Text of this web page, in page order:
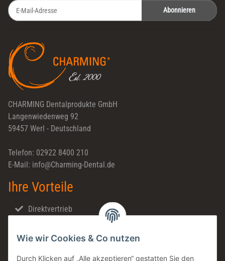
Wie wir Cookies & Co nutzen
Durch Klicken auf „Alle akzeptieren“ gestatten Sie den
Abonnieren
CHARMING Dentalprodukte GmbH
Langenwiedenweg 92
59457 Werl - Deutschland
Telefon: 02922 8400 210
E-Mail: info@Charming-Dental.de
Ihre Vorteile
Direktvertrieb
Made in Germany
Familienunternehmen